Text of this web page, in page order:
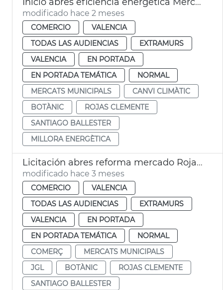
modificado hace 2 meses
COMERCIO
VALENCIA
TODAS LAS AUDIENCIAS
EXTRAMURS
VALENCIA
EN PORTADA
EN PORTADA TEMÁTICA
NORMAL
MERCATS MUNICIPALS
CANVI CLIMÀTIC
BOTÀNIC
ROJAS CLEMENTE
SANTIAGO BALLESTER
MILLORA ENERGÈTICA
Licitación abres reforma mercado Rojas Clemente
modificado hace 3 meses
COMERCIO
VALENCIA
TODAS LAS AUDIENCIAS
EXTRAMURS
VALENCIA
EN PORTADA
EN PORTADA TEMÁTICA
NORMAL
COMERÇ
MERCATS MUNICIPALS
JGL
BOTÀNIC
ROJAS CLEMENTE
SANTIAGO BALLESTER